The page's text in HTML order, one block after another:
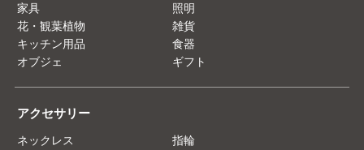
家具
照明
花・観葉植物
雑貨
キッチン用品
食器
オブジェ
ギフト
アクセサリー
ネックレス
指輪